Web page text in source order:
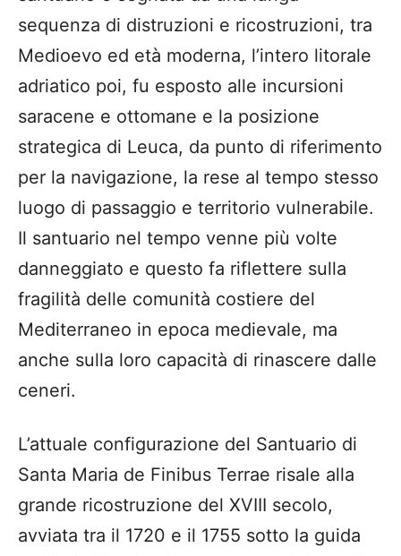
sequenza di distruzioni e ricostruzioni, tra
Medioevo ed età moderna, l’intero litorale
adriatico poi, fu esposto alle incursioni
saracene e ottomane e la posizione
strategica di Leuca, da punto di riferimento
per la navigazione, la rese al tempo stesso
luogo di passaggio e territorio vulnerabile.
Il santuario nel tempo venne più volte
danneggiato e questo fa riflettere sulla
fragilità delle comunità costiere del
Mediterraneo in epoca medievale, ma
anche sulla loro capacità di rinascere dalle
ceneri.
L’attuale configurazione del Santuario di
Santa Maria de Finibus Terrae risale alla
grande ricostruzione del XVIII secolo,
avviata tra il 1720 e il 1755 sotto la guida